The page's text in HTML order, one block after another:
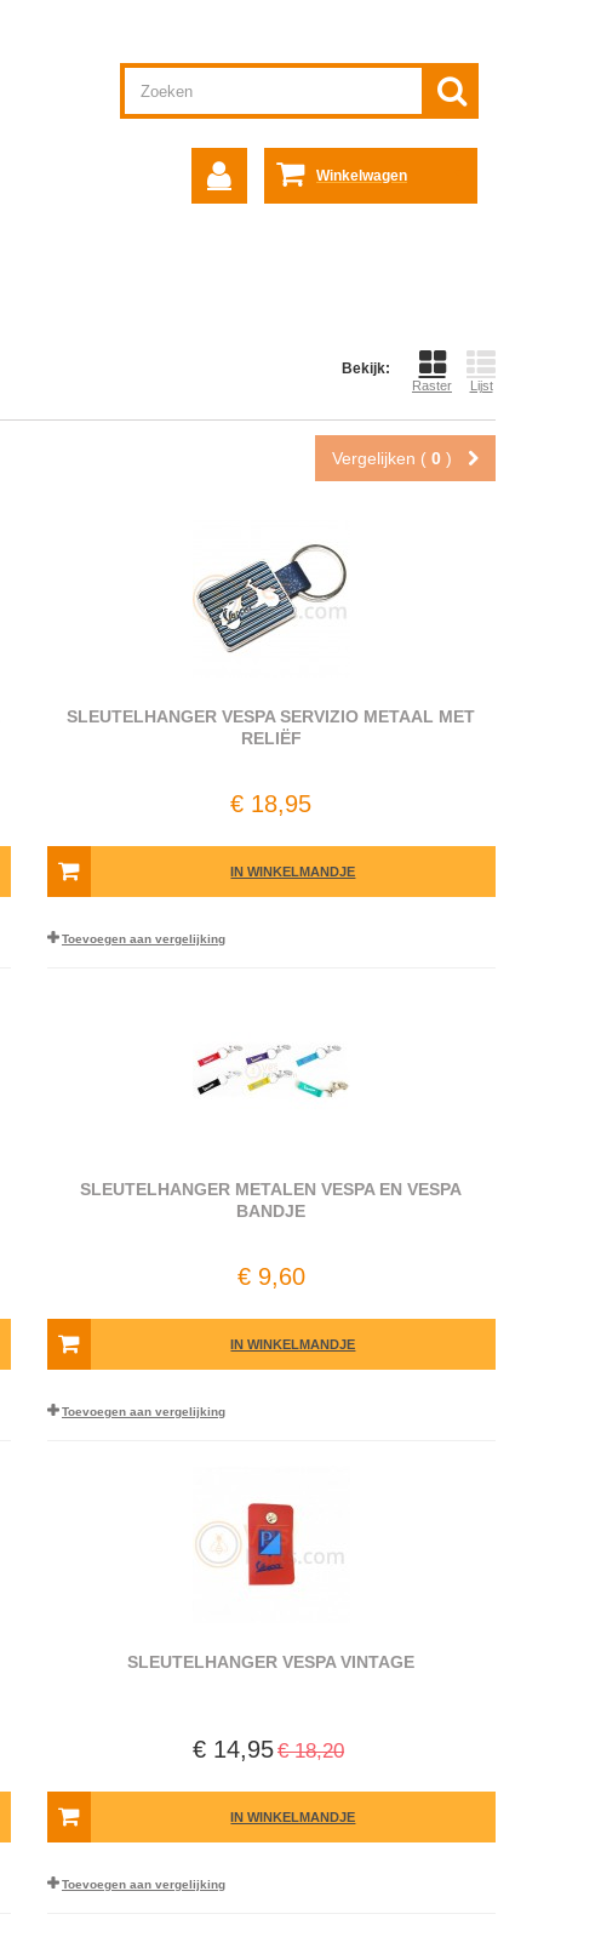
Winkelwagen
Bekijk:
Raster Lijst
Vergelijken ( 0 )
SLEUTELHANGER VESPA SERVIZIO METAAL MET
RELIËF
€ 18,95
IN WINKELMANDJE
Toevoegen aan vergelijking
SLEUTELHANGER METALEN VESPA EN VESPA
BANDJE
€ 9,60
IN WINKELMANDJE
Toevoegen aan vergelijking
SLEUTELHANGER VESPA VINTAGE
€ 14,95€ 18,20
IN WINKELMANDJE
Toevoegen aan vergelijking